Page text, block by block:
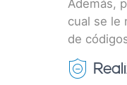
Además,
cual se le
de